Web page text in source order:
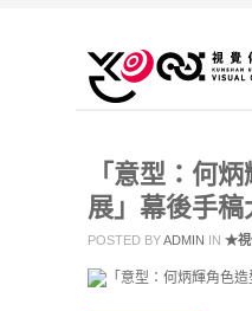
「意型：何
展」幕後手稿
POSTED BYADMIN IN ★視